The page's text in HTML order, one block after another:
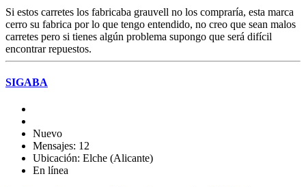
Si estos carretes los fabricaba grauvell no los compraría, esta marca
cerro su fabrica por lo que tengo entendido, no creo que sean malos
carretes pero si tienes algún problema supongo que será difícil
encontrar repuestos.
SIGABA
Nuevo
Mensajes: 12
Ubicación: Elche (Alicante)
En línea